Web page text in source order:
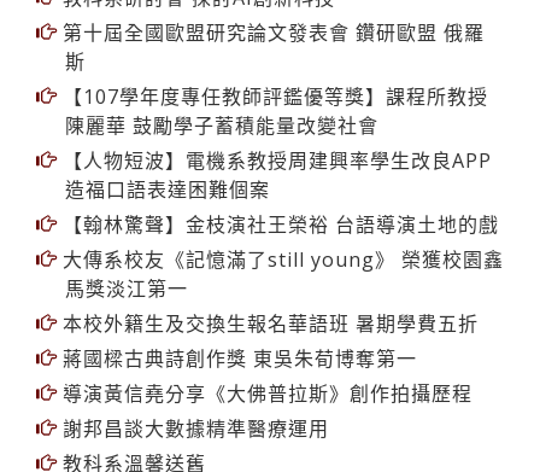
戰略學派年會 探討美中戰略 印太區域安全政策
教科系研討會 探討AI創新科技
第十屆全國歐盟研究論文發表會 鑽研歐盟 俄羅
斯
【107學年度專任教師評鑑優等獎】課程所教授
陳麗華 鼓勵學子蓄積能量改變社會
【人物短波】電機系教授周建興率學生改良APP
造福口語表達困難個案
【翰林驚聲】金枝演社王榮裕 台語導演土地的戲
大傳系校友《記憶滿了still young》 榮獲校園鑫
馬獎淡江第一
本校外籍生及交換生報名華語班 暑期學費五折
蔣國樑古典詩創作獎 東吳朱荀博奪第一
導演黃信堯分享《大佛普拉斯》️創作拍攝歷程